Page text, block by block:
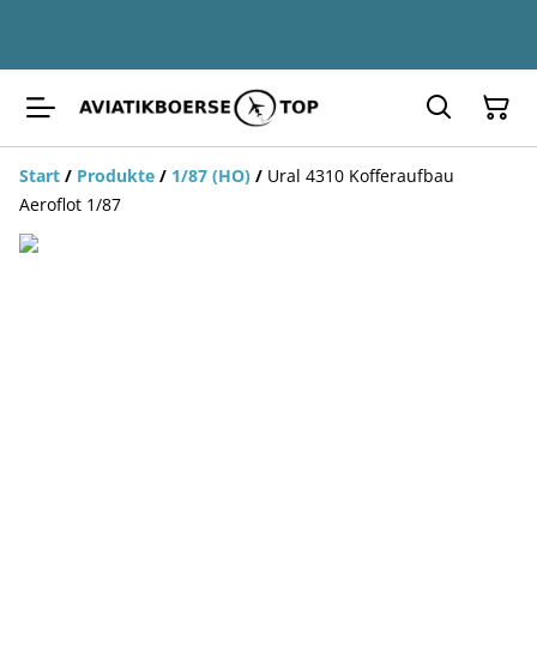
Start / Produkte / 1/87 (HO) / Ural 4310 Kofferaufbau
Aeroflot 1/87